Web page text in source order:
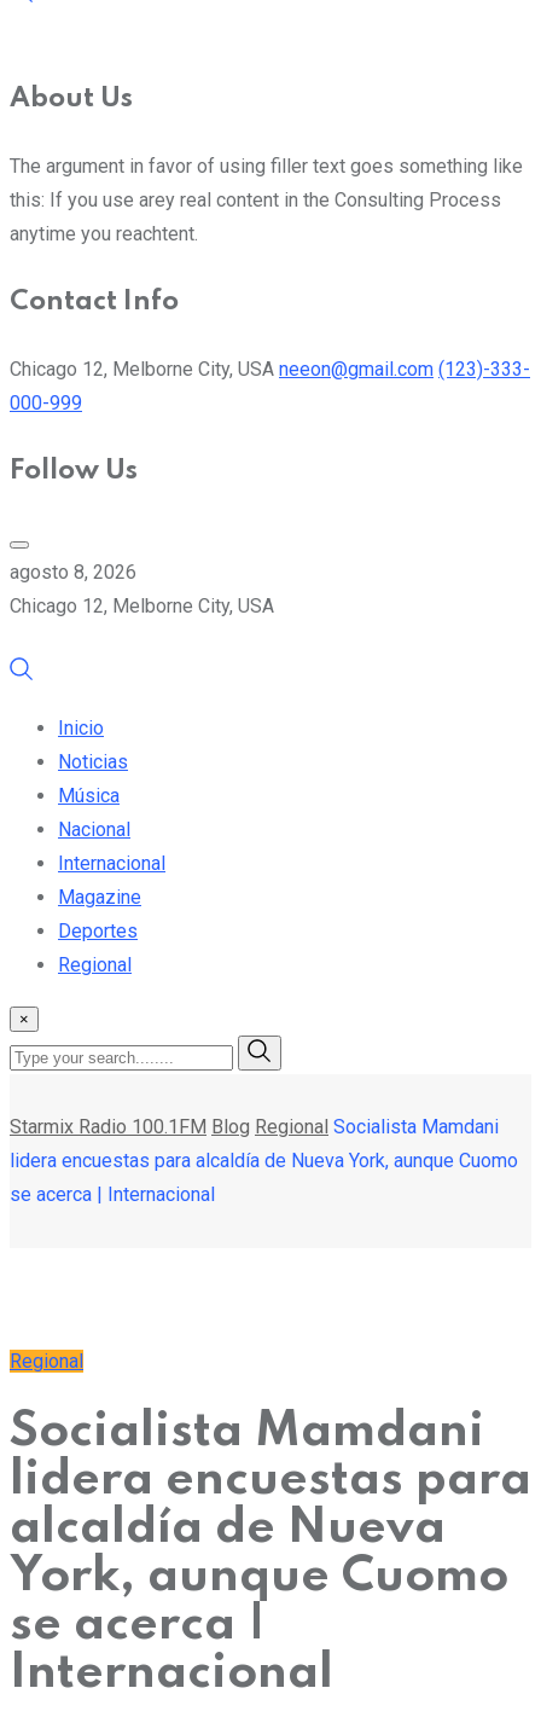
About Us
The argument in favor of using filler text goes something like
this: If you use arey real content in the Consulting Process
anytime you reachtent.
Contact Info
Chicago 12, Melborne City, USA neeon@gmail.com (123)-333-
000-999
Follow Us
agosto 8, 2026
Chicago 12, Melborne City, USA
Inicio
Noticias
Música
Nacional
Internacional
Magazine
Deportes
Regional
×
Starmix Radio 100.1FM Blog Regional Socialista Mamdani
lidera encuestas para alcaldía de Nueva York, aunque Cuomo
se acerca | Internacional
Regional
Socialista Mamdani
lidera encuestas para
alcaldía de Nueva
York, aunque Cuomo
se acerca |
Internacional